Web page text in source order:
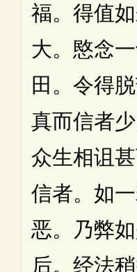
福。得值
大。愍念
田。令得
真而信者少
众生相诅
信者。如
恶。乃弊
后。经法